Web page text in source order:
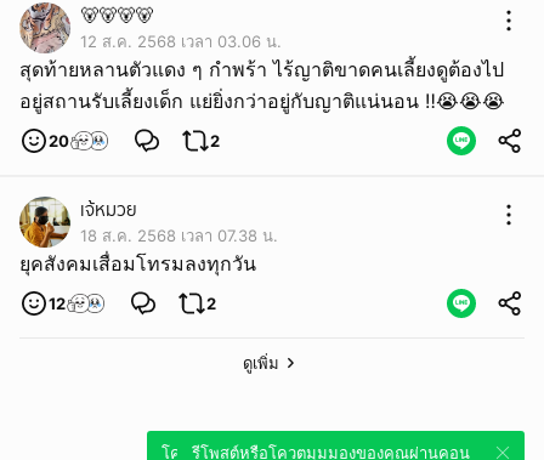
🐻🐻🐻🐻
12 ส.ค. 2568 เวลา 03.06 น.
สุดท้ายหลานตัวแดง ๆ กำพร้า ไร้ญาติขาดคนเลี้ยงดูต้องไป
อยู่สถานรับเลี้ยงเด็ก แย่ยิ่งกว่าอยู่กับญาติแน่นอน ‼️😭😭😭
20 2
เจ้หมวย
18 ส.ค. 2568 เวลา 07.38 น.
ยุคสังคมเสื่อมโทรมลงทุกวัน
12 2
ดูเพิ่ม
โควตมุมมองของคุณผ่านคอนเทนต์นี้บน
รีโพสต์หรือโควตมุมมองของคุณผ่านคอน